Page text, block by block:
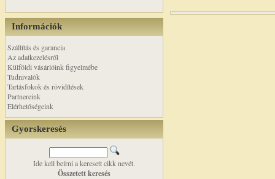
Információk
Szállítás és garancia
Az adatkezelésről
Külföldi vásárlóink figyelmébe
Tudnivalók
Tartásfokok és rövidítések
Partnereink
Elérhetőségeink
Gyorskeresés
Ide kell beírni a keresett cikk nevét.
Összetett keresés